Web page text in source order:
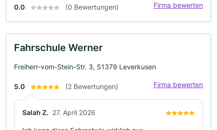
0.0 (0 Bewertungen) Firma bewerten
Fahrschule Werner
Freiherr-vom-Stein-Str. 3, 51379 Leverkusen
5.0 (2 Bewertungen) Firma bewerten
Salah Z. 27. April 2026